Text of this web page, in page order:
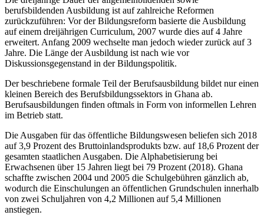
berufsbildenden Ausbildung ist auf zahlreiche Reformen
zurückzuführen: Vor der Bildungsreform basierte die Ausbildung
auf einem dreijährigen Curriculum, 2007 wurde dies auf 4 Jahre
erweitert. Anfang 2009 wechselte man jedoch wieder zurück auf 3
Jahre. Die Länge der Ausbildung ist nach wie vor
Diskussionsgegenstand in der Bildungspolitik.
Der beschriebene formale Teil der Berufsausbildung bildet nur einen
kleinen Bereich des Berufsbildungssektors in Ghana ab.
Berufsausbildungen finden oftmals in Form von informellen Lehren
im Betrieb statt.
Die Ausgaben für das öffentliche Bildungswesen beliefen sich 2018
auf 3,9 Prozent des Bruttoinlandsprodukts bzw. auf 18,6 Prozent der
gesamten staatlichen Ausgaben. Die Alphabetisierung bei
Erwachsenen über 15 Jahren liegt bei 79 Prozent (2018). Ghana
schaffte zwischen 2004 und 2005 die Schulgebühren gänzlich ab,
wodurch die Einschulungen an öffentlichen Grundschulen innerhalb
von zwei Schuljahren von 4,2 Millionen auf 5,4 Millionen
anstiegen.